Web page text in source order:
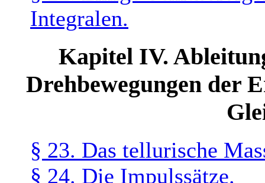
Integralen.
Kapitel IV.
Drehbewegungen der
§ 23. Das tellurische
§ 24. Die Impulssätze.